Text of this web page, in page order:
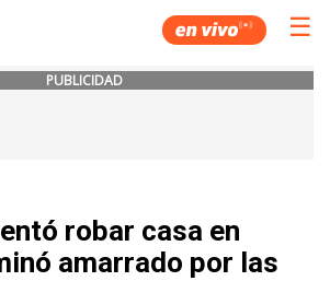
☰
PUBLICIDAD
robar casa en
amarrado por las